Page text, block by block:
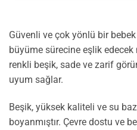
Güvenli ve çok yönlü bir
büyüme sürecine eşlik
renkli beşik, sade ve zarif
uyum sağlar.
Beşik, yüksek kaliteli ve su
boyanmıştır. Çevre dostu ve